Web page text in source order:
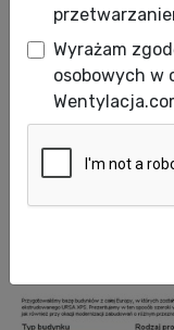
Data publikacji:
URSA
Wyrażam
osobowych w